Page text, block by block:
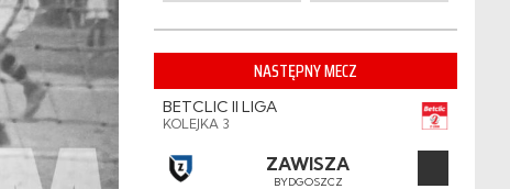
NASTĘPNY MECZ
BETCLIC II LIGA
KOLEJKA 3
ZAWISZA
BYDGOSZCZ